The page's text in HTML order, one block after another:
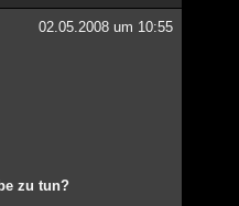
02.05.2008 um 10:55
zu tun?